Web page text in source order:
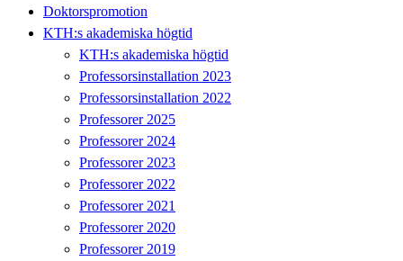
Doktorspromotion
KTH:s akademiska högtid
KTH:s akademiska högtid
Professorsinstallation 2023
Professorsinstallation 2022
Professorer 2025
Professorer 2024
Professorer 2023
Professorer 2022
Professorer 2021
Professorer 2020
Professorer 2019